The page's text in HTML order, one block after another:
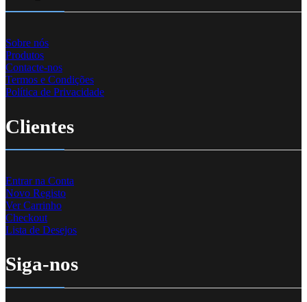
Sobre nós
Produtos
Contacte-nos
Termos e Condições
Política de Privacidade
Clientes
Entrar na Conta
Novo Registo
Ver Carrinho
Checkout
Lista de Desejos
Siga-nos